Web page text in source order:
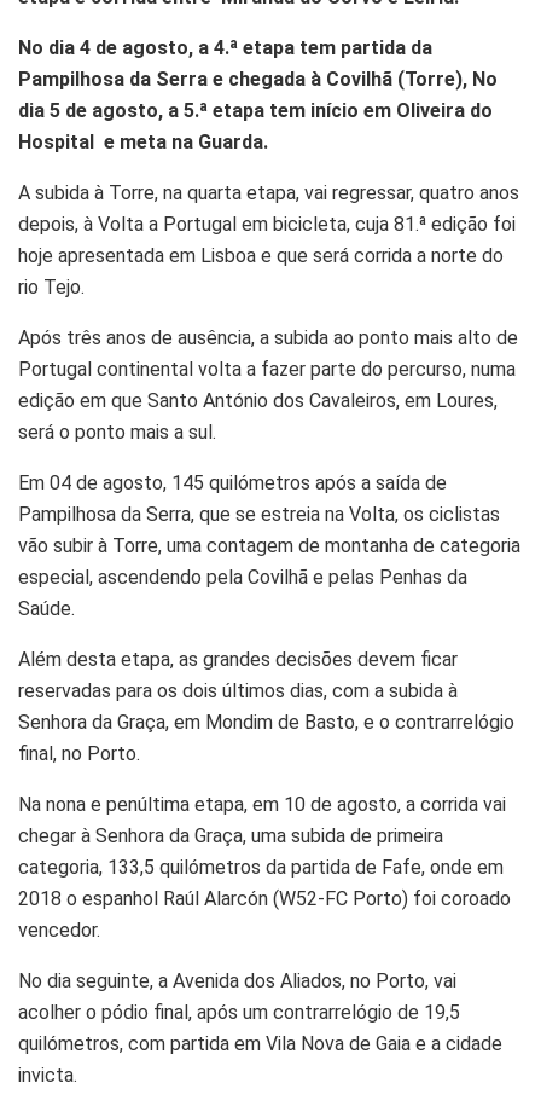
No dia 4 de agosto, a 4.ª etapa tem partida da
Pampilhosa da Serra e chegada à Covilhã (Torre), No
dia 5 de agosto, a 5.ª etapa tem início em Oliveira do
Hospital e meta na Guarda.
A subida à Torre, na quarta etapa, vai regressar, quatro anos
depois, à Volta a Portugal em bicicleta, cuja 81.ª edição foi
hoje apresentada em Lisboa e que será corrida a norte do
rio Tejo.
Após três anos de ausência, a subida ao ponto mais alto de
Portugal continental volta a fazer parte do percurso, numa
edição em que Santo António dos Cavaleiros, em Loures,
será o ponto mais a sul.
Em 04 de agosto, 145 quilómetros após a saída de
Pampilhosa da Serra, que se estreia na Volta, os ciclistas
vão subir à Torre, uma contagem de montanha de categoria
especial, ascendendo pela Covilhã e pelas Penhas da
Saúde.
Além desta etapa, as grandes decisões devem ficar
reservadas para os dois últimos dias, com a subida à
Senhora da Graça, em Mondim de Basto, e o contrarrelógio
final, no Porto.
Na nona e penúltima etapa, em 10 de agosto, a corrida vai
chegar à Senhora da Graça, uma subida de primeira
categoria, 133,5 quilómetros da partida de Fafe, onde em
2018 o espanhol Raúl Alarcón (W52-FC Porto) foi coroado
vencedor.
No dia seguinte, a Avenida dos Aliados, no Porto, vai
acolher o pódio final, após um contrarrelógio de 19,5
quilómetros, com partida em Vila Nova de Gaia e a cidade
invicta.